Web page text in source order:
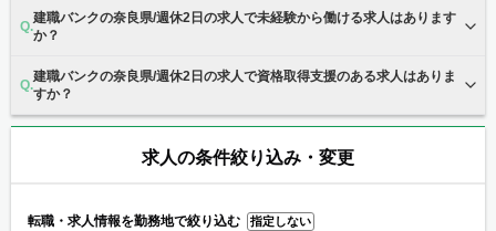
建職バンクの奈良県/週休2日の求人で未経験から働ける求人はあります
か？
建職バンクの奈良県/週休2日の求人で資格取得支援のある求人はありま
すか？
求人の条件絞り込み・変更
転職・求人情報を勤務地で絞り込む 指定しない